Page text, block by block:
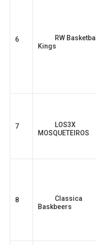
6
RW Basketball
Kings
7
LOS3X
MOSQUETEIROS
8
Classica
Baskbeers